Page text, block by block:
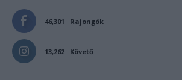
46,301 Rajongók
13,262 Követő